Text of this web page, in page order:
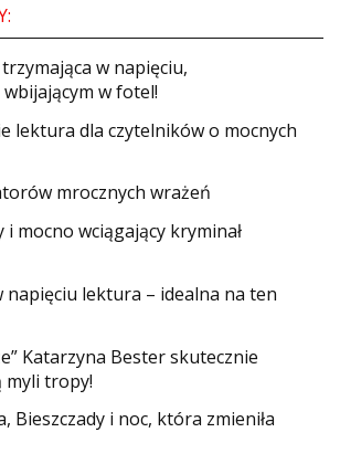
w napięciu,
w fotel!
lektura dla czytelników o mocnych
mrocznych wrażeń
mocno wciągający kryminał
napięciu lektura – idealna na ten
Katarzyna Bester skutecznie
myli tropy!
Bieszczady i noc, która zmieniła